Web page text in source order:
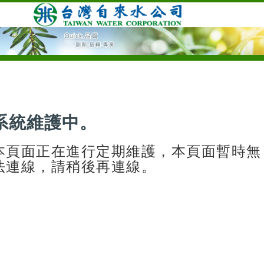
統維護中。
頁面正在進行定期維護，本頁面暫時無
連線，請稍後再連線。